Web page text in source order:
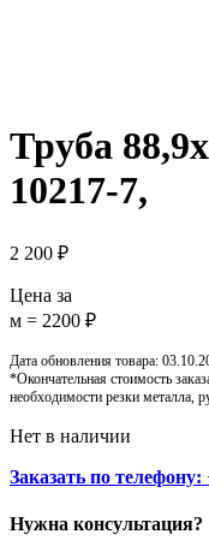
Труба
10217-7,
2 200 ₽
Цена за
м = 2200 ₽
Дата обновления товара:
*Окончательная стоимость
необходимости резки металла,
Нет в наличии
Заказать по телефону:
Нужна консультация?